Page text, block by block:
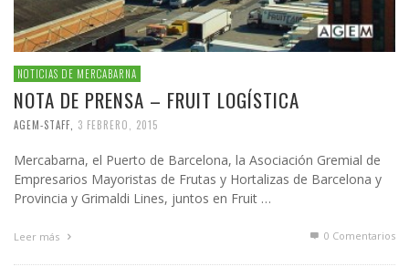
NOTICIAS DE MERCABARNA
NOTA DE PRENSA – FRUIT LOGÍSTICA
AGEM-STAFF 3 FEBRERO, 2015
Mercabarna, el Puerto de Barcelona, la Asociación Gremial de
Empresarios Mayoristas de Frutas y Hortalizas de Barcelona y
Provincia y Grimaldi Lines, juntos en Fruit …
Leer más 0 Comentarios